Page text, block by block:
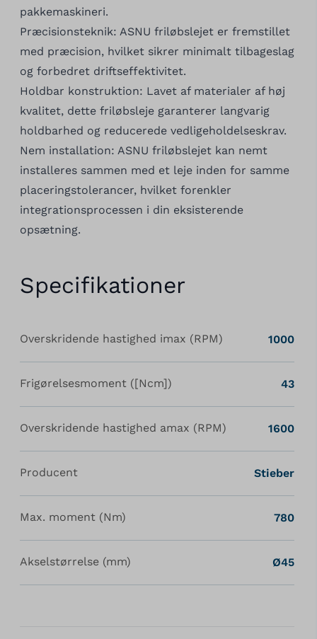
pakkemaskineri.
Præcisionsteknik: ASNU friløbslejet er fremstillet
med præcision, hvilket sikrer minimalt tilbageslag
og forbedret driftseffektivitet.
Holdbar konstruktion: Lavet af materialer af høj
kvalitet, dette friløbsleje garanterer langvarig
holdbarhed og reducerede vedligeholdelseskrav.
Nem installation: ASNU friløbslejet kan nemt
installeres sammen med et leje inden for samme
placeringstolerancer, hvilket forenkler
integrationsprocessen i din eksisterende
opsætning.
Specifikationer
Overskridende hastighed imax (RPM) 1000
Frigørelsesmoment ([Ncm]) 43
Overskridende hastighed amax (RPM) 1600
Producent Stieber
Max. moment (Nm) 780
Akselstørrelse (mm) Ø45